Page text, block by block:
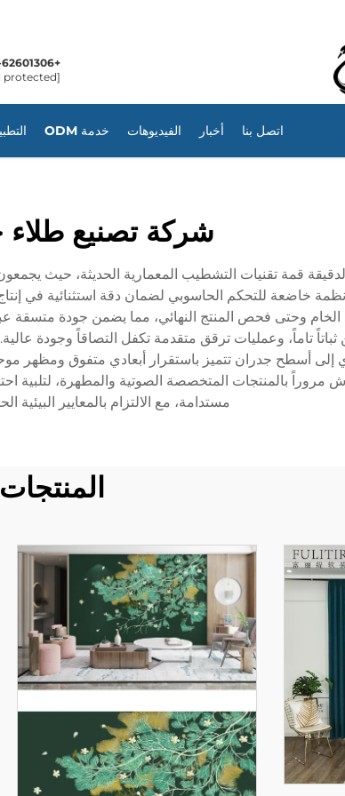
+86-021-62601306
[email protected]
خدمة ODM الفيديوهات أخبار اتصل بنا
شركة تصنيع طلاء
قمة تقنيات التشطيب المعمارية الحديثة، حيث
خاضعة للتحكم الحاسوبي لضمان دقة استثنائية في
تاماً، وعمليات ترقق متقدمة تكفل التصاقاً وجودة
إلى أسطح جدران تتميز باستقرار أبعادي متفوق ومظهر
مروراً بالمنتجات المتخصصة الصوتية والمطهرة، لتلبية
مستدامة، مع الالتزام بالمعايير